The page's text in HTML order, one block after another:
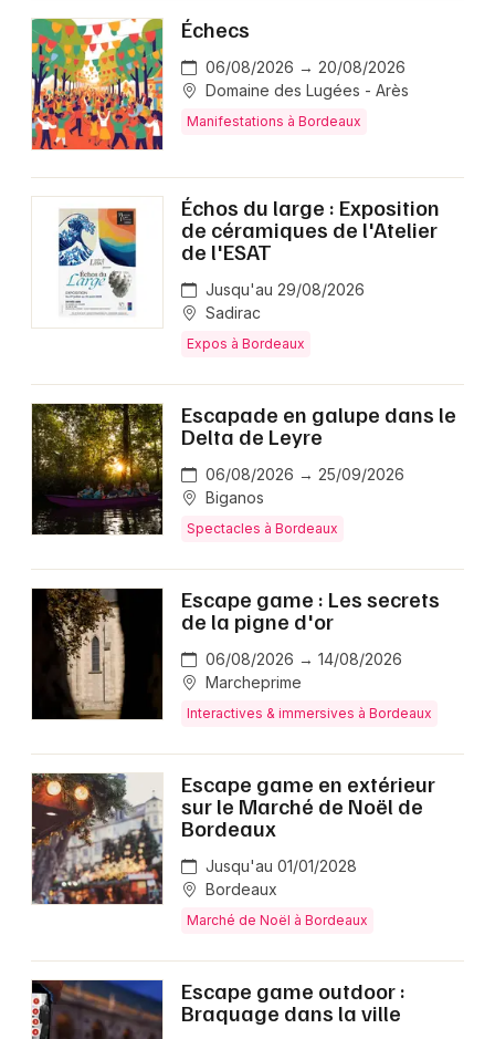
Échecs
06/08/2026 → 20/08/2026
Domaine des Lugées - Arès
Manifestations à Bordeaux
Échos du large : Exposition
de céramiques de l'Atelier
de l'ESAT
Jusqu'au 29/08/2026
Sadirac
Expos à Bordeaux
Escapade en galupe dans le
Delta de Leyre
06/08/2026 → 25/09/2026
Biganos
Spectacles à Bordeaux
Escape game : Les secrets
de la pigne d'or
06/08/2026 → 14/08/2026
Marcheprime
Interactives & immersives à Bordeaux
Escape game en extérieur
sur le Marché de Noël de
Bordeaux
Jusqu'au 01/01/2028
Bordeaux
Marché de Noël à Bordeaux
Escape game outdoor :
Braquage dans la ville